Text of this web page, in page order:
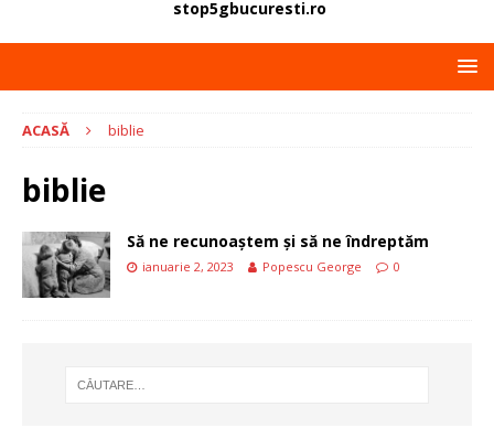
stop5gbucuresti.ro
ACASĂ biblie
biblie
Să ne recunoaștem și să ne îndreptăm
ianuarie 2, 2023 Popescu George 0